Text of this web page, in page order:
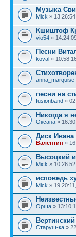
Музыка
Mick »
Кшиштоф
vio54 »
Песни
koval »
anna_marquise
песни на
fusionband »
Никогда я
Оксана »
Диск Ивана
Валентин »
Высоцкий
Mick »
исповедь
Mick »
Орша »
Вертинский
Старуш-ка »